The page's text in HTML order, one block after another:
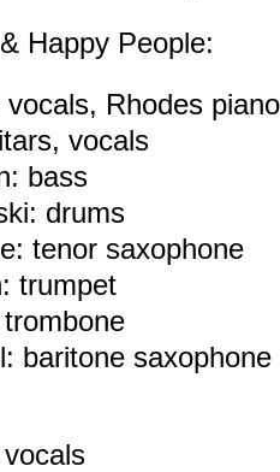
Happy People:
Rhodes
vocals
bass
drums
tenor saxophone
trumpet
baritone saxophone